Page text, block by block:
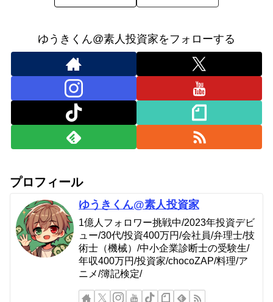
ゆうきくん@素人投資家をフォローする
プロフィール
ゆうきくん@素人投資家
1億人フォロワー挑戦中/2023年投資デビ
ュー/30代/投資400万円/会社員/弁理士/技
術士（機械）/中小企業診断士の受験生/
年収400万円/投資家/chocoZAP/料理/ア
ニメ/簿記検定/